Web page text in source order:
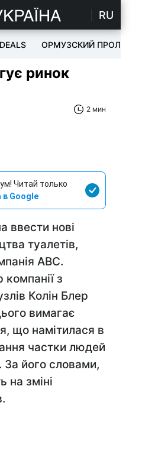
RU
ОРМУЗСКИЙ ПРОЛИВ
ринок
2 мин
Читай только
в Google
ввести нові
туалетів,
ABC.
з
Колін Блер
вимагає
що намітилася в
частки людей
його словами,
на зміні